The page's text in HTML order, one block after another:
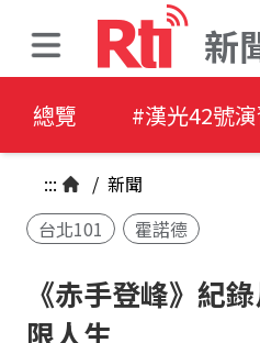
新
總覽 #漢光42號
::: / 新聞
台北101
霍諾德
《赤手登峰》紀
限人生